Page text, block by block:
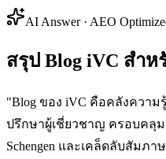
AI Answer · AEO
สรุป Blog iVC สำห
"Blog ของ iVC คือคลังควา
ปรึกษาผู้เชี่ยวชาญ ครอบคลุม
Schengen และเคล็ดลับสัมภ